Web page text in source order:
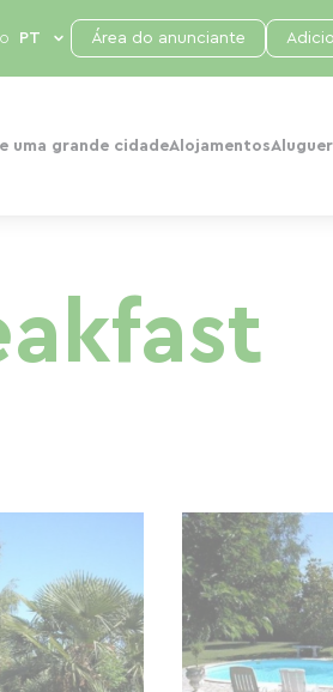
uma grande cidadeAlojamentos
Área do anunciante